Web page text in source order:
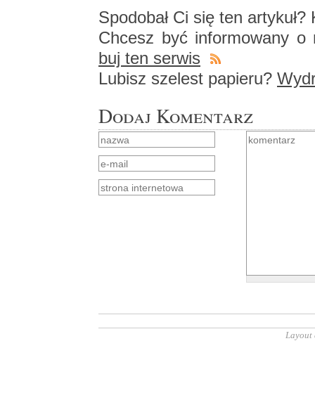
Spodo­bał Ci się ten
Chcesz być in­for­mo­wa­ny o
buj ten ser­wis
Lu­bisz sze­lest pa­pie­ru?
Dodaj Komentarz
Layout